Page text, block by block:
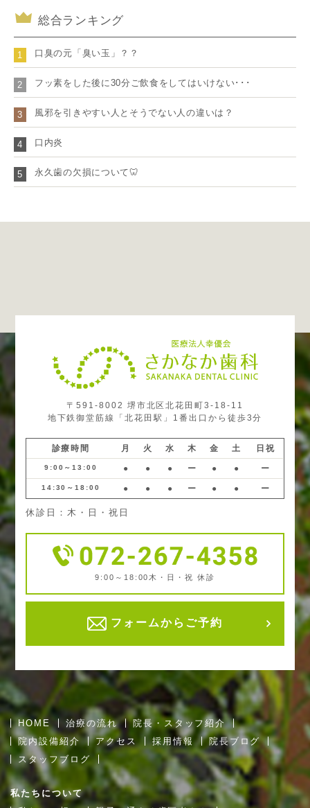
総合ランキング
1 口臭の元「臭い玉」？？
2 フッ素をした後に30分ご飲食をしてはいけない･･･
3 風邪を引きやすい人とそうでない人の違いは？
4 口内炎
5 永久歯の欠損について🦷
〒591-8002 堺市北区北花田町3-18-11
地下鉄御堂筋線「北花田駅」1番出口から徒歩3分
診療時間 月 火 水 木 金 土 日祝
9:00～13:00 ● ● ● ー ● ● ー
14:30～18:00 ● ● ● ー ● ● ー
休診日：木・日・祝日
9:00～18:00 木・日・祝 休診
フォームからご予約
HOME 治療の流れ
院長・スタッフ紹介
院内設備紹介
アクセス 採用情報
院長ブログ
スタッフブログ
私たちについて